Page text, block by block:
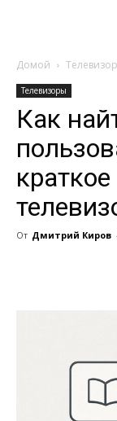
Домой
Телевизоры
Как
От Дмитрий Киров